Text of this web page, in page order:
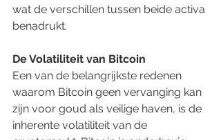
wat de verschillen tussen beide activa
benadrukt.
De Volatiliteit van Bitcoin
Een van de belangrijkste redenen
waarom Bitcoin geen vervanging kan
zijn voor goud als veilige haven, is de
inherente volatiliteit van de